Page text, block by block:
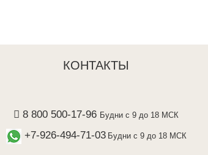
КОНТАКТЫ
8 800 500-17-96 Будни с 9 до 18 МСК
+7-926-494-71-03 Будни с 9 до 18 МСК